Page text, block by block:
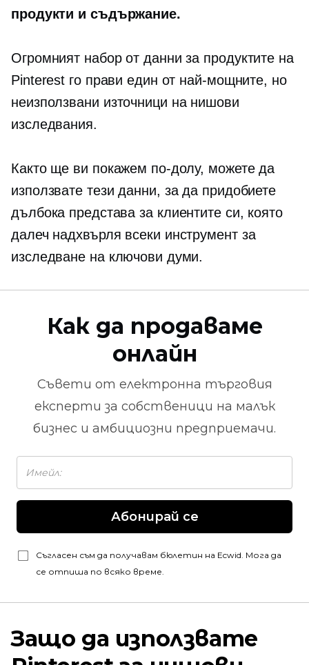
продукти и съдържание.
Огромният набор от данни за продуктите на
Pinterest го прави един от най-мощните, но
неизползвани източници на нишови
изследвания.
Както ще ви покажем по-долу, можете да
използвате тези данни, за да придобиете
дълбока представа за клиентите си, която
далеч надхвърля всеки инструмент за
изследване на ключови думи.
Как да продаваме
онлайн
Съвети от електронна търговия
експерти за собственици на малък
бизнес и амбициозни предприемачи.
Абонирай се
Съгласен съм да получавам бюлетин на Ecwid. Мога да
се отпиша по всяко време.
Защо да използвате